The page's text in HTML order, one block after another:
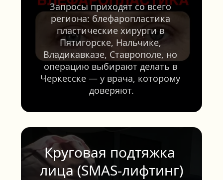
Запросы приходят со всего
региона: блефаропластика
пластические хирурги в
Пятигорске, Нальчике,
Владикавказе, Ставрополе, но
операцию выбирают делать в
Черкесске — у врача, которому
доверяют.
Круговая подтяжка
лица (SMAS-лифтинг)